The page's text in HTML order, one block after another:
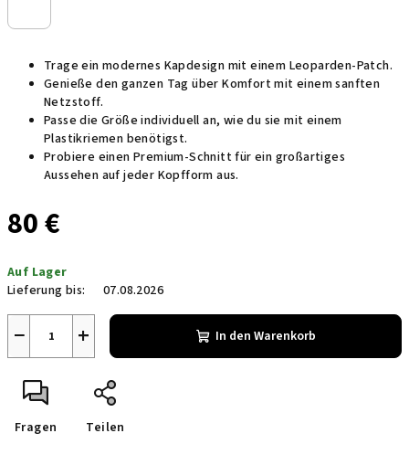
Trage ein modernes Kapdesign mit einem Leoparden-Patch.
Genieße den ganzen Tag über Komfort mit einem sanften
Netzstoff.
Passe die Größe individuell an, wie du sie mit einem
Plastikriemen benötigst.
Probiere einen Premium-Schnitt für ein großartiges
Aussehen auf jeder Kopfform aus.
80 €
Auf Lager
Lieferung bis:
07.08.2026
+
− In den Warenkorb
Fragen Teilen